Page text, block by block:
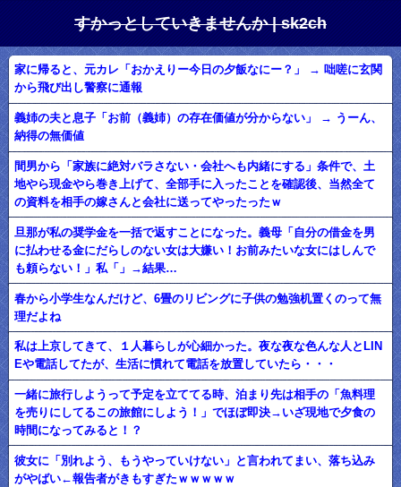
すかっとしていきませんか | sk2ch
家に帰ると、元カレ「おかえりー今日の夕飯なにー？」 → 咄嗟に玄関
から飛び出し警察に通報
義姉の夫と息子「お前（義姉）の存在価値が分からない」 → うーん、
納得の無価値
間男から「家族に絶対バラさない・会社へも内緒にする」条件で、土
地やら現金やら巻き上げて、全部手に入ったことを確認後、当然全て
の資料を相手の嫁さんと会社に送ってやったったｗ
旦那が私の奨学金を一括で返すことになった。義母「自分の借金を男
に払わせる金にだらしのない女は大嫌い！お前みたいな女にはしんで
も頼らない！」私「」→結果…
春から小学生なんだけど、6畳のリビングに子供の勉強机置くのって無
理だよね
私は上京してきて、１人暮らしが心細かった。夜な夜な色んな人とLIN
Eや電話してたが、生活に慣れて電話を放置していたら・・・
一緒に旅行しようって予定を立ててる時、泊まり先は相手の「魚料理
を売りにしてるこの旅館にしよう！」でほぼ即決→いざ現地で夕食の
時間になってみると！？
彼女に「別れよう、もうやっていけない」と言われてまい、落ち込み
がやばい←報告者がきもすぎたｗｗｗｗｗ